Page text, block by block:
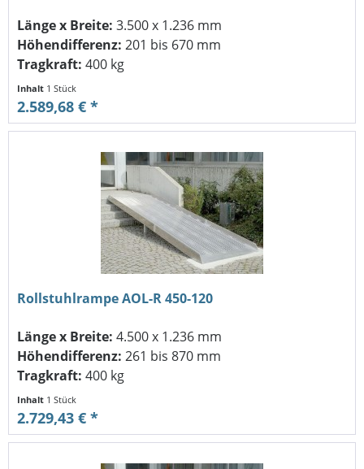
Länge x Breite: 3.500 x 1.236 mm
Höhendifferenz: 201 bis 670 mm
Tragkraft: 400 kg
Inhalt 1 Stück
2.589,68 € *
Rollstuhlrampe AOL-R 450-120
Länge x Breite: 4.500 x 1.236 mm
Höhendifferenz: 261 bis 870 mm
Tragkraft: 400 kg
Inhalt 1 Stück
2.729,43 € *